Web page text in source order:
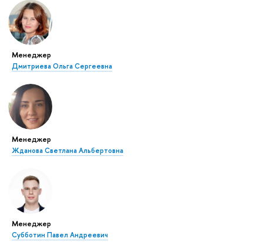
Менеджер
Дмитриева Ольга Сергеевна
Менеджер
Жданова Светлана Альбертовна
Менеджер
Субботин Павел Андреевич